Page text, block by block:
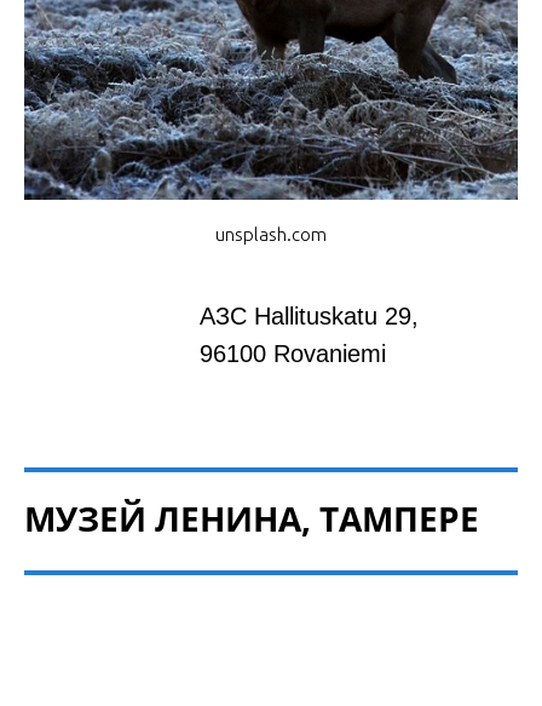
unsplash.com
АЗС Hallituskatu 29,
96100 Rovaniemi
МУЗЕЙ ЛЕНИНА, ТАМПЕРЕ